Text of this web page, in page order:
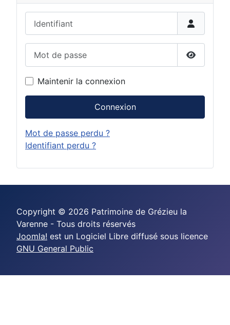
Afficher
Maintenir la connexion
Connexion
Mot de passe perdu ?
Identifiant perdu ?
Copyright © 2026 Patrimoine de Grézieu la
Varenne - Tous droits réservés
Joomla! est un Logiciel Libre diffusé sous licence
GNU General Public